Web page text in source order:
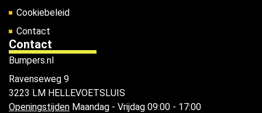
Cookiebeleid
Contact
Contact
Bumpers.nl
Ravenseweg 9
3223 LM HELLEVOETSLUIS
Openingstijden Maandag - Vrijdag 09:00 - 17:00